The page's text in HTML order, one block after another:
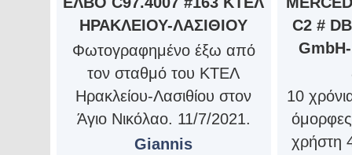
ΗΡΑΚΛΕΙΟΥ-ΛΑΣΙΘΙΟΥ
Φωτογραφημένο έξω από
τον σταθμό του ΚΤΕΛ
Ηρακλείου-Λασιθίου στον
Άγιο Νικόλαο. 11/7/2021.
Giannis
C2 #
10
χρήστη